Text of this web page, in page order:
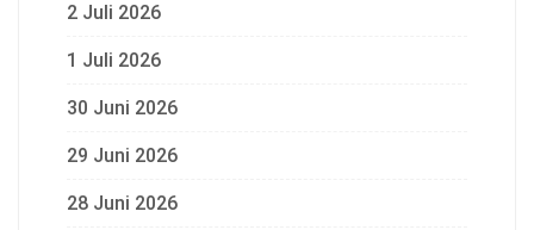
2 Juli 2026
1 Juli 2026
30 Juni 2026
29 Juni 2026
28 Juni 2026